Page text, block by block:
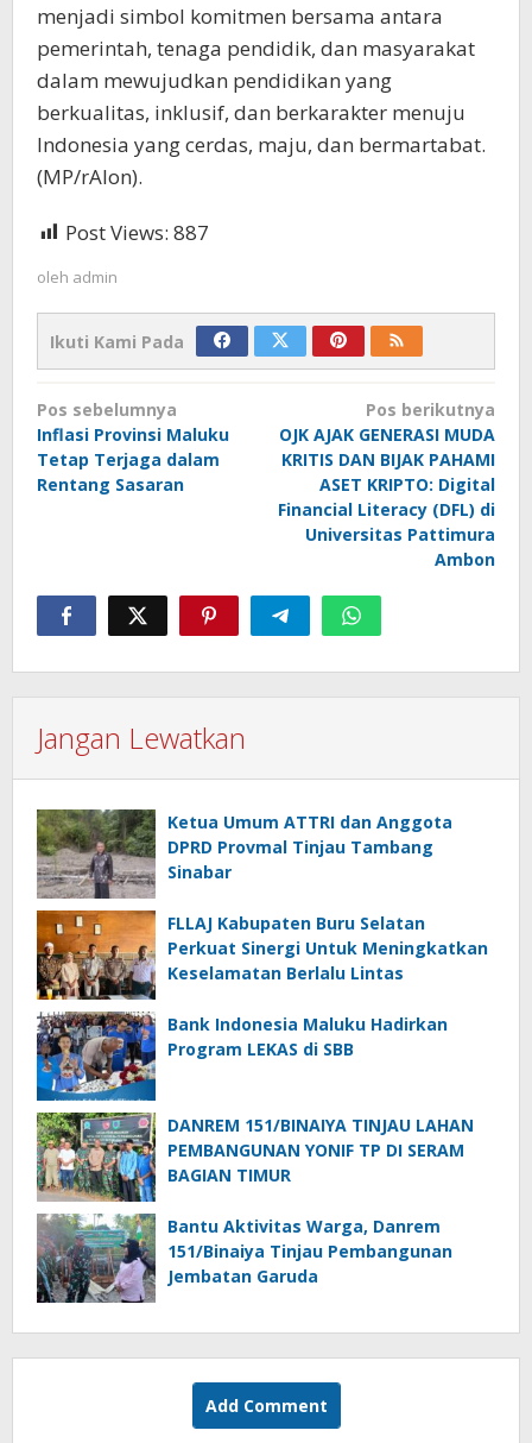
menjadi simbol komitmen bersama antara
pemerintah, tenaga pendidik, dan masyarakat
dalam mewujudkan pendidikan yang
berkualitas, inklusif, dan berkarakter menuju
Indonesia yang cerdas, maju, dan bermartabat.
(MP/rAlon).
Post Views: 887
oleh admin
Ikuti Kami Pada
Navigasi
pos
Pos sebelumnya
Inflasi Provinsi Maluku
Tetap Terjaga dalam
Rentang Sasaran
Pos berikutnya
OJK AJAK GENERASI MUDA
KRITIS DAN BIJAK PAHAMI
ASET KRIPTO: Digital
Financial Literacy (DFL) di
Universitas Pattimura
Ambon
Jangan Lewatkan
Ketua Umum ATTRI dan Anggota
DPRD Provmal Tinjau Tambang
Sinabar
FLLAJ Kabupaten Buru Selatan
Perkuat Sinergi Untuk Meningkatkan
Keselamatan Berlalu Lintas
Bank Indonesia Maluku Hadirkan
Program LEKAS di SBB
DANREM 151/BINAIYA TINJAU LAHAN
PEMBANGUNAN YONIF TP DI SERAM
BAGIAN TIMUR
Bantu Aktivitas Warga, Danrem
151/Binaiya Tinjau Pembangunan
Jembatan Garuda
Add Comment